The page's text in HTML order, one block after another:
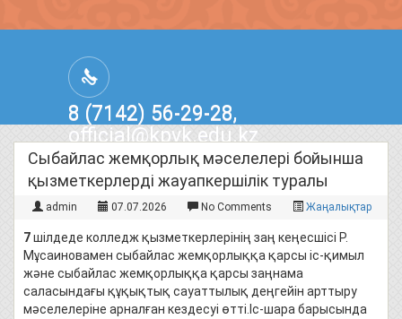
8 (7142) 56-29-28,
official@kpvk.edu.kz
г.Костанай, Проспект Кобыланды
Батыра, 3
Сыбайлас жемқорлық мәселелері бойынша
қызметкерлерді жауапкершілік туралы
admin 07.07.2026 No Comments Жаңалықтар
7шілдеде колледж қызметкерлерінің заң кеңесшісі Р.
Мұсаиновамен сыбайлас жемқорлыққа қарсы іс-қимыл
және сыбайлас жемқорлыққа қарсы заңнама
саласындағы құқықтық сауаттылық деңгейін арттыру
мәселелеріне арналған кездесуі өтті.Іс-шара барысында